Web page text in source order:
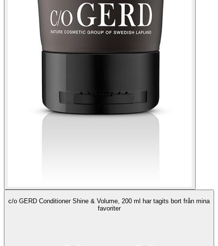
c/o GERD Conditioner Shine & Volume, 200 ml har tagits bort från mina
favoriter